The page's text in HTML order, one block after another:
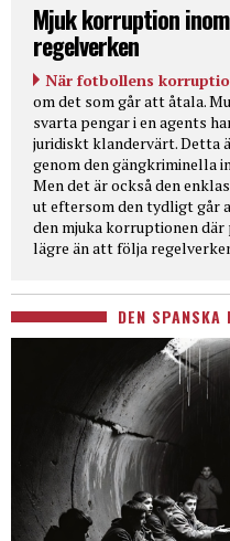
Mjuk korruption
regelverken
När fotbollens
om det som går att åtala.
svarta pengar i en agents
juridiskt klandervärt. Detta
genom den gängkriminella
Men det är också den
ut eftersom den tydligt går
den mjuka korruptionen
lägre än att följa
DEN SPANSKA